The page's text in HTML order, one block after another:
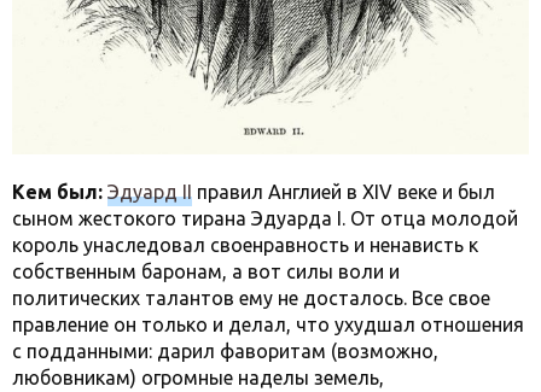
Кем был: Эдуард II правил Англией в XIV веке и был
сыном жестокого тирана Эдуарда I. От отца молодой
король унаследовал своенравность и ненависть к
собственным баронам, а вот силы воли и
политических талантов ему не досталось. Все свое
правление он только и делал, что ухудшал отношения
с подданными: дарил фаворитам (возможно,
любовникам) огромные наделы земель,